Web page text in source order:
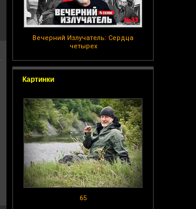
Вечерний Излучатель: Сердца
четырех
Картинки
65